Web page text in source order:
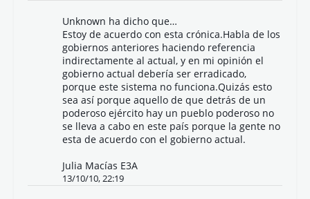
Unknown ha dicho que…
Estoy de acuerdo con esta crónica.Habla de los
gobiernos anteriores haciendo referencia
indirectamente al actual, y en mi opinión el
gobierno actual debería ser erradicado,
porque este sistema no funciona.Quizás esto
sea así porque aquello de que detrás de un
poderoso ejército hay un pueblo poderoso no
se lleva a cabo en este país porque la gente no
esta de acuerdo con el gobierno actual.
Julia Macías E3A
13/10/10, 22:19